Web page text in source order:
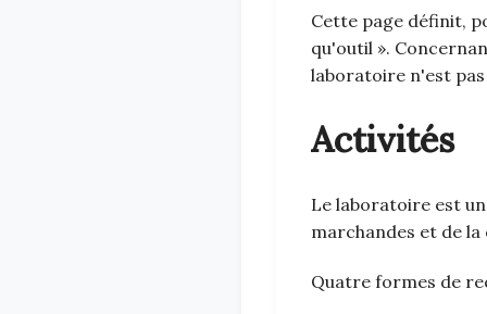
Cette page définit,
qu'outil ».
laboratoire n'est
Activités
Le laboratoire est
marchandes et de
Quatre formes de